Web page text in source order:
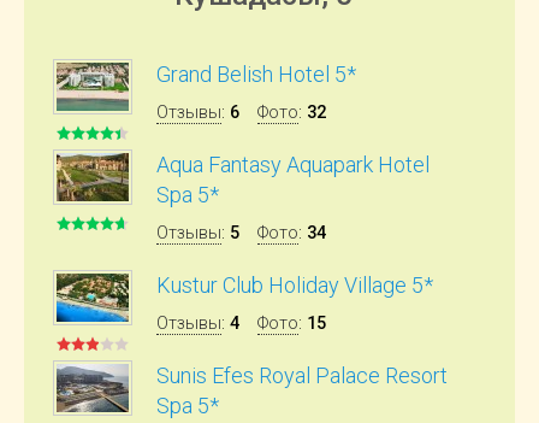
Grand Belish Hotel 5*
Отзывы: 6 Фото: 32
Aqua Fantasy Aquapark Hotel
Spa 5*
Отзывы: 5 Фото: 34
Kustur Club Holiday Village 5*
Отзывы: 4 Фото: 15
Sunis Efes Royal Palace Resort
Spa 5*